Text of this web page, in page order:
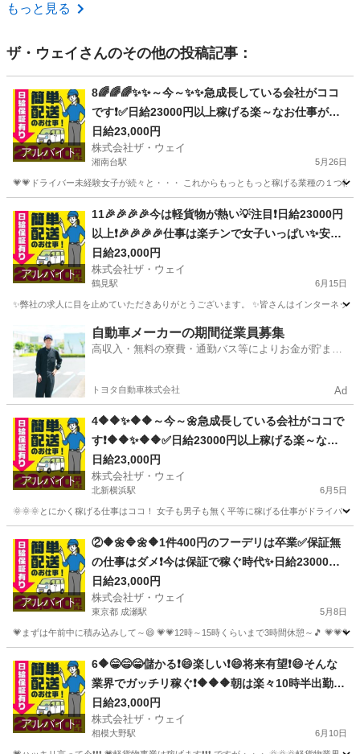
神奈川 愛甲郡
もっと見る
ザ・ウェイ さんのその他の投稿記事：
アルバイト
8🌈🌈🌈✨✨～今～✨✨急成長している会社がココ
です❗️✅日給23000円以上稼げる楽～なお仕事がコ
コにあります😄
日給23,000円
株式会社ザ・ウェイ
湘南台駅 5月26日
💗💗ドライバー未経験女子が続々と・・・ これからもっともっと稼げる業種の１つ軽
湘南台駅 ドライバー ネットスーパー
アルバイト
11🎉🎉🎉🎉今は軽貨物が熱い💡注目❗️日給23000円
以上❗️🎉🎉🎉🎉仕事は楽チンで女子いっぱい✨安定
収入😄完全週休2日制だよ💗
日給23,000円
株式会社ザ・ウェイ
鶴見駅 6月15日
✨弊社の求人に目を止めていただきありがとうございます。 ✨皆さんはインターネッ
鶴見駅 配送 ネットスーパー
自動車メーカーの期間従業員募集
高収入・無料の寮費・通勤バス等によりお金が貯まり
トヨタ自動車株式会社 Ad
アルバイト
4🔶🔶✨🔶🔶～今～🌼急成長している会社がココで
す❗️🔶🔶✨🔶🔶✅日給23000円以上稼げる楽～なお
仕事がココにあります😄
日給23,000円
株式会社ザ・ウェイ
北新横浜駅 6月5日
🌞🌞🌞とにかく稼げる仕事はココ！ 女子も男子も無く平等に稼げる仕事がドライバ
北新横浜駅 ドライバー ネットスーパー
アルバイト
②🔶🌼🔷🌼🔶1件400円のフーデリは卒業✅保証無
の仕事はダメ❗️今は保証で稼ぐ時代✨日給23000円
以上可❗️安定収入😄軽貨物ドライバー💥完全週休2
日制だよ💗
日給23,000円
株式会社ザ・ウェイ
東京都 成瀬駅 5月8日
💗まずは午前中に積み込みして～😄 💗💗12時～15時くらいまで3時間休憩～🎵
成瀬駅 配送 ギグワーク
アルバイト
6🔶😁😄😁儲かる❗️😄楽しい❗️😄将来有望❗️😄そんな
業界でガッチリ稼ぐ❗️🔶🔶🔶朝は楽々10時半出勤💥
日給23000円以上❗️事業拡大につき大量募集❗️❗️❗️
日給23,000円
株式会社ザ・ウェイ
相模大野駅 6月10日